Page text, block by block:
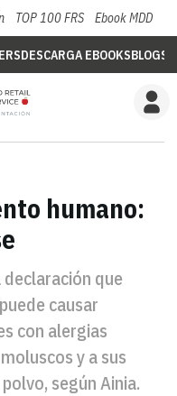
TOP 100 FRS Ebook MDD
DESCARGA EBOOKSBLOGS
humano:
que
causar
con alergias
y a sus
según Ainia.